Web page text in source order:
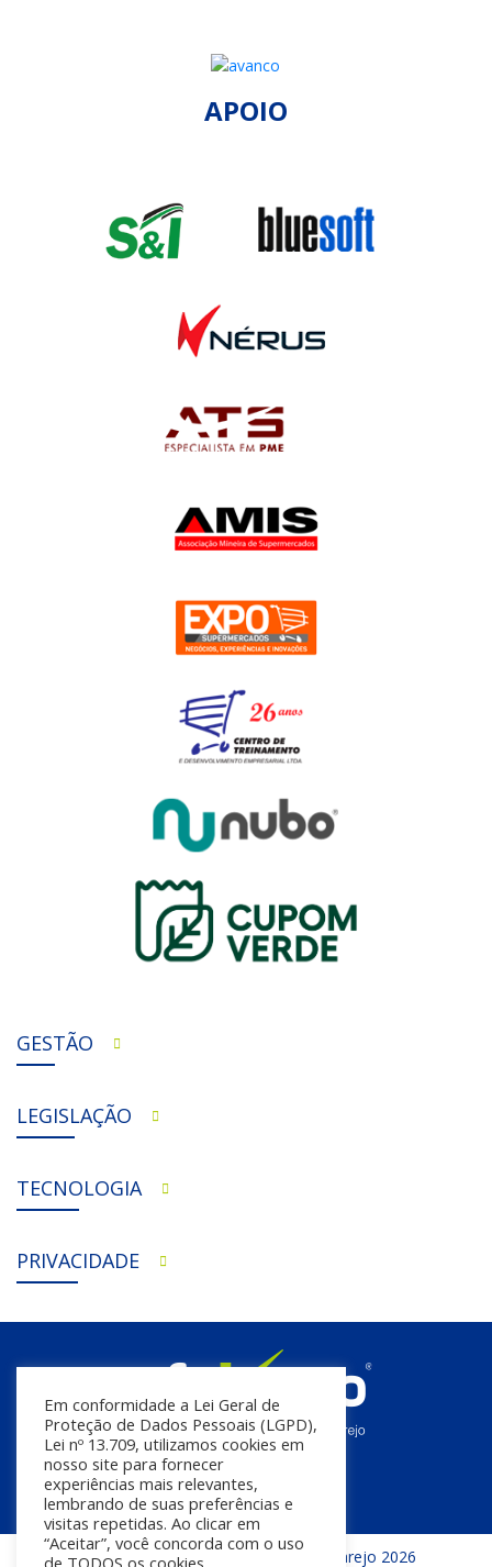
APOIO
GESTÃO
LEGISLAÇÃO
TECNOLOGIA
PRIVACIDADE
Todos os direitos reservados | InfoVarejo 2026
Em conformidade a Lei Geral de
Proteção de Dados Pessoais (LGPD),
Lei nº 13.709, utilizamos cookies em
nosso site para fornecer
experiências mais relevantes,
lembrando de suas preferências e
visitas repetidas. Ao clicar em
“Aceitar”, você concorda com o uso
de TODOS os cookies.